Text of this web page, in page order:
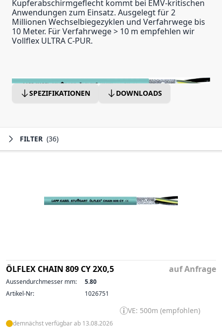
Kupferabschirmgeflecht kommt bei EMV-kritischen
Anwendungen zum Einsatz. Ausgelegt für 2
Millionen Wechselbiegezyklen und Verfahrwege bis
10 Meter. Für Verfahrwege > 10 m empfehlen wir
Vollflex ULTRA C-PUR.
SPEZIFIKATIONEN DOWNLOADS
FILTER (36)
ÖLFLEX CHAIN 809 CY 2X0,5 auf Anfrage
Aussendurchmesser mm:
5.80
Artikel-Nr:
1026751
VE: 500m (empfohlen)
demnächst verfügbar ab 13.08.2026